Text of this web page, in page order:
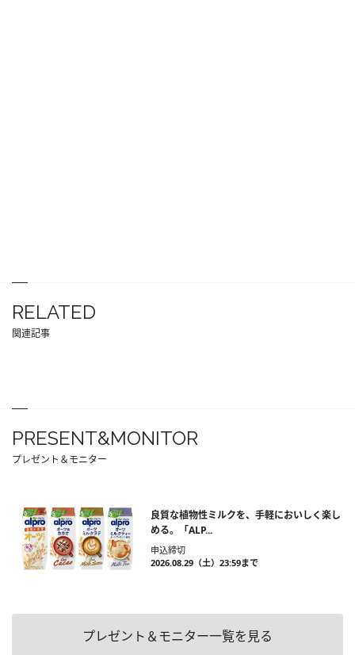
RELATED
関連記事
PRESENT&MONITOR
プレゼント＆モニター
良質な植物性ミルクを、手軽においしく楽し
める。「ALP...
申込締切
2026.08.29（土）23:59まで
プレゼント＆モニター一覧を見る